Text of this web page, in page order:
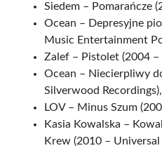
Siedem – Pomarańcze
Ocean – Depresyjne
Music Entertainment
Zalef – Pistolet (2004 –
Ocean – Niecierpliwy
Silverwood Recordings),
LOV – Minus Szum
Kasia Kowalska –
Krew (2010 –